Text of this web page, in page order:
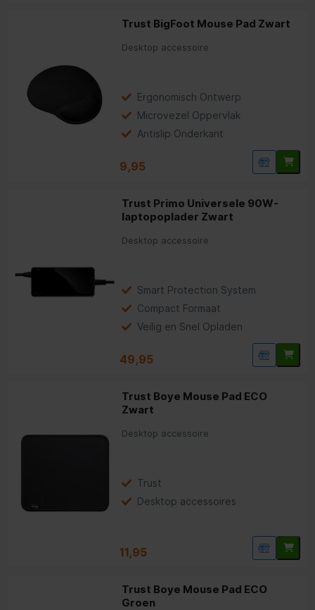
Trust BigFoot Mouse Pad Zwart
Desktop accessoire
Ergonomisch Ontwerp
Microvezel Oppervlak
Antislip Onderkant
9,95
Trust Primo Universele 90W-
laptopoplader Zwart
Desktop accessoire
Smart Protection System
Compact Formaat
Veilig en Snel Opladen
49,95
Trust Boye Mouse Pad ECO
Zwart
Desktop accessoire
Trust
Desktop accessoires
11,95
Trust Boye Mouse Pad ECO
Groen